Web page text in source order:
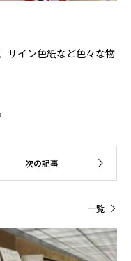
サイン色紙など色々な物
一覧